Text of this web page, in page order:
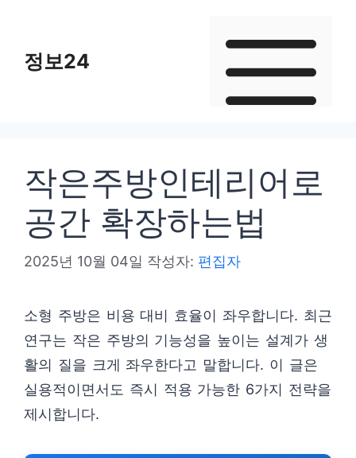
정보24
작은주방인테리어로
공간 확장하는법
2025년 10월 04일 작성자: 편집자
소형 주방은 비용 대비 효율이 좌우합니다. 최근
연구는 작은 주방의 기능성을 높이는 설계가 생
활의 질을 크게 좌우한다고 말합니다. 이 글은
실용적이면서도 즉시 적용 가능한 6가지 전략을
제시합니다.